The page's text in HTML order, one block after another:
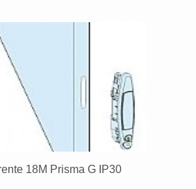
18M Prisma G IP30